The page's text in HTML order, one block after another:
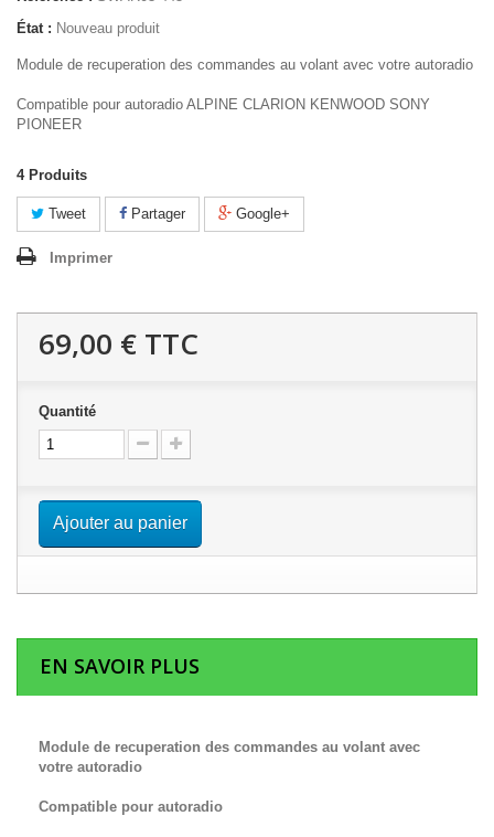
État : Nouveau produit
Module de recuperation des commandes au volant avec votre autoradio
Compatible pour autoradio ALPINE CLARION KENWOOD SONY
PIONEER
4 Produits
Tweet Partager Google+
Imprimer
69,00 € TTC
Quantité
Ajouter au panier
EN SAVOIR PLUS
Module de recuperation des commandes au volant avec
votre autoradio
Compatible pour autoradio